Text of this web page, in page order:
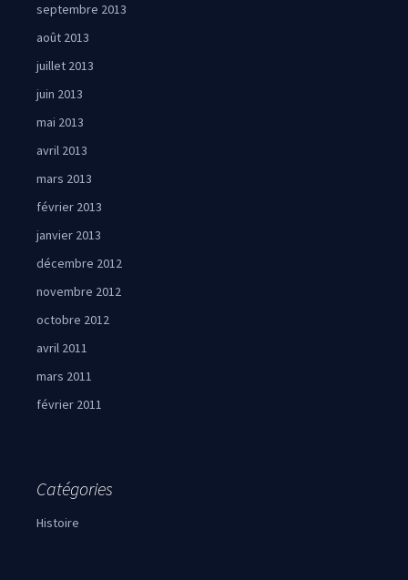
septembre 2013
août 2013
juillet 2013
juin 2013
mai 2013
avril 2013
mars 2013
février 2013
janvier 2013
décembre 2012
novembre 2012
octobre 2012
avril 2011
mars 2011
février 2011
Catégories
Histoire